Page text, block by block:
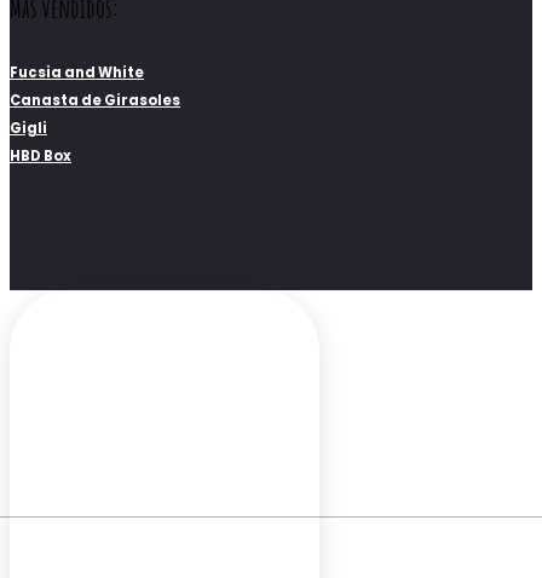
Más vendidos:
Fucsia and White
Canasta de Girasoles
Gigli
HBD Box